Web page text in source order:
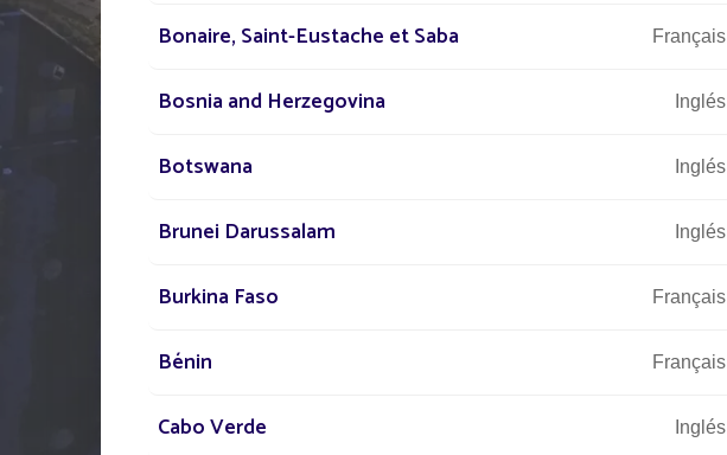
Nuestra red de expertos está a
para ayudarle en su proyecto de
alumbrado público solar
Bonaire, Saint-Eustache et Saba Français
Bosnia and Herzegovina Inglés
Botswana Inglés
Brunei Darussalam Inglés
Burkina Faso Français
Bénin Français
Cabo Verde Inglés